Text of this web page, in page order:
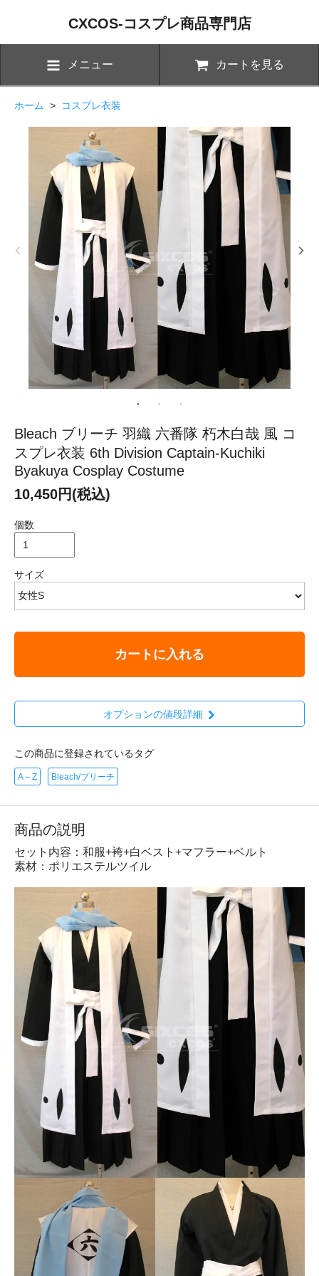
CXCOS-コスプレ商品専門店
メニュー カートを見る
ホーム > コスプレ衣装
Bleach ブリーチ 羽織 六番隊 朽木白哉 風 コ
スプレ衣装 6th Division Captain-Kuchiki
Byakuya Cosplay Costume
10,450円(税込)
個数
サイズ
カートに入れる
オプションの値段詳細
この商品に登録されているタグ
A～Z Bleach/ブリーチ
商品の説明
セット内容：和服+袴+白ベスト+マフラー+ベルト
素材：ポリエステルツイル